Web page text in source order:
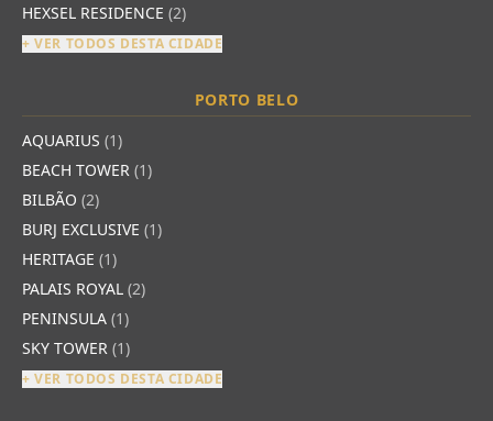
HEXSEL RESIDENCE (2)
+ VER TODOS DESTA CIDADE
PORTO BELO
AQUARIUS (1)
BEACH TOWER (1)
BILBÃO (2)
BURJ EXCLUSIVE (1)
HERITAGE (1)
PALAIS ROYAL (2)
PENINSULA (1)
SKY TOWER (1)
+ VER TODOS DESTA CIDADE